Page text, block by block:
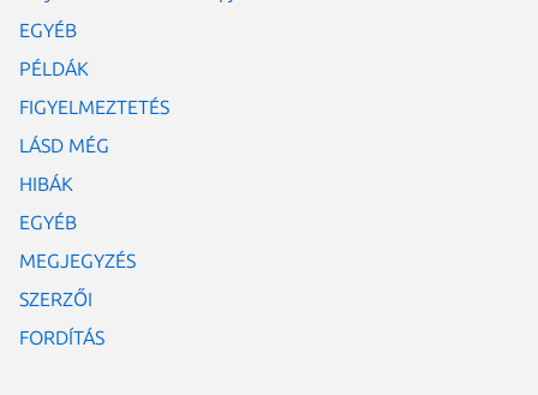
EGYÉB
PÉLDÁK
FIGYELMEZTETÉS
LÁSD MÉG
HIBÁK
EGYÉB
MEGJEGYZÉS
SZERZŐI
FORDÍTÁS